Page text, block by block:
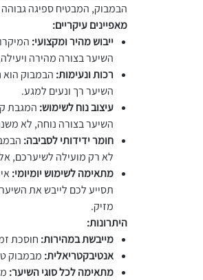
הבמבוק, המבטיח ספיגה
מאפיינים עיקריים:
ייבוש מהיר ומקצועי:
השיער בצורה מהירה
רכות ונעימות: הבמבוק הוא
השיער רך ונעים למגע.
עיצוב נוח לשימוש: המגבת
השיער בצורה נוחה, לא
חומר ידידותי לסביבה:
לא רק מועילה לשיערכם,
מתאימה לשימוש יומיומי:
תסייע לכם לייבש את
מזיק.
היתרונות:
מייבשת במהירות: חוסכת
אנטיבקטריאלית: מבמבוק
מתאימה לכל סוגי השיער: